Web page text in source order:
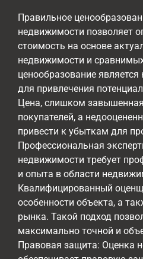
Правильное
недвижимости позволяет
стоимость на основе
недвижимости и
ценообразование
для привлечения
Цена, слишком
покупателей, а
привести к убыткам для
Профессиональная
недвижимости требует
и опыта в области
Квалифицированный
особенности объекта, а
рынка. Такой подход
максимально точной и
Правовая защита: Оценка